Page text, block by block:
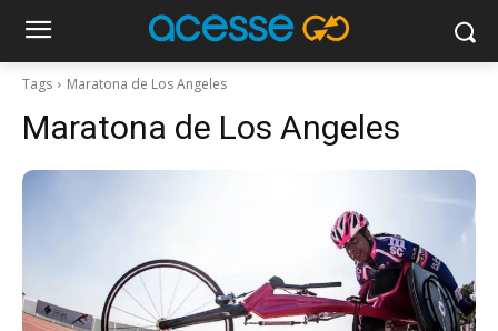
Tags Maratona de Los Angeles
Maratona de Los Angeles